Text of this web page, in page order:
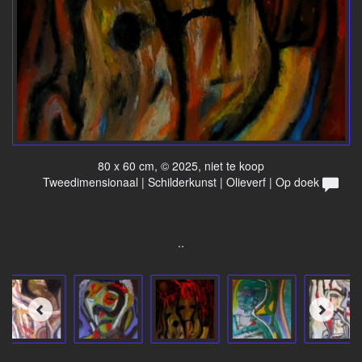
80 x 60 cm, © 2025, niet te koop
Tweedimensionaal | Schilderkunst | Olieverf | Op doek
..